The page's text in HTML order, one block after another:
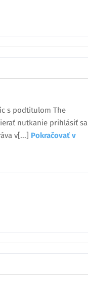
s podtitulom The
nutkanie prihlásiť sa
v[...] Pokračovať v